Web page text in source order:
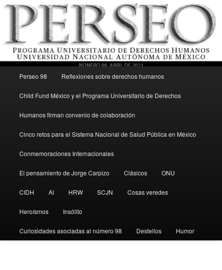
Perseo – PUDH UNAM
Ir al contenido secundario
Perseo 98 Reflexiones sobre derechos humanos
Child Fund México y el Programa Universitario de Derechos
Humanos firman convenio de colaboración
Cinco retos para el Sistema Nacional de Salud Pública en México
Conmemoraciones Internacionales
El pensamiento de Jorge Carpizo Clásicos ONU
CIDH AI HRW SCJN Cosas veredes
Heroísmos Insólito
Curiosidades asociadas al número 98 Destellos Humor